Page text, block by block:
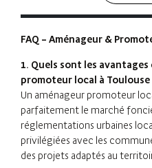
FAQ – Aménageur &
1. Quels sont les
promoteur local à Toulouse
Un aménageur promoteur
parfaitement le marché
réglementations urbaines
privilégiées avec les
des projets adaptés au